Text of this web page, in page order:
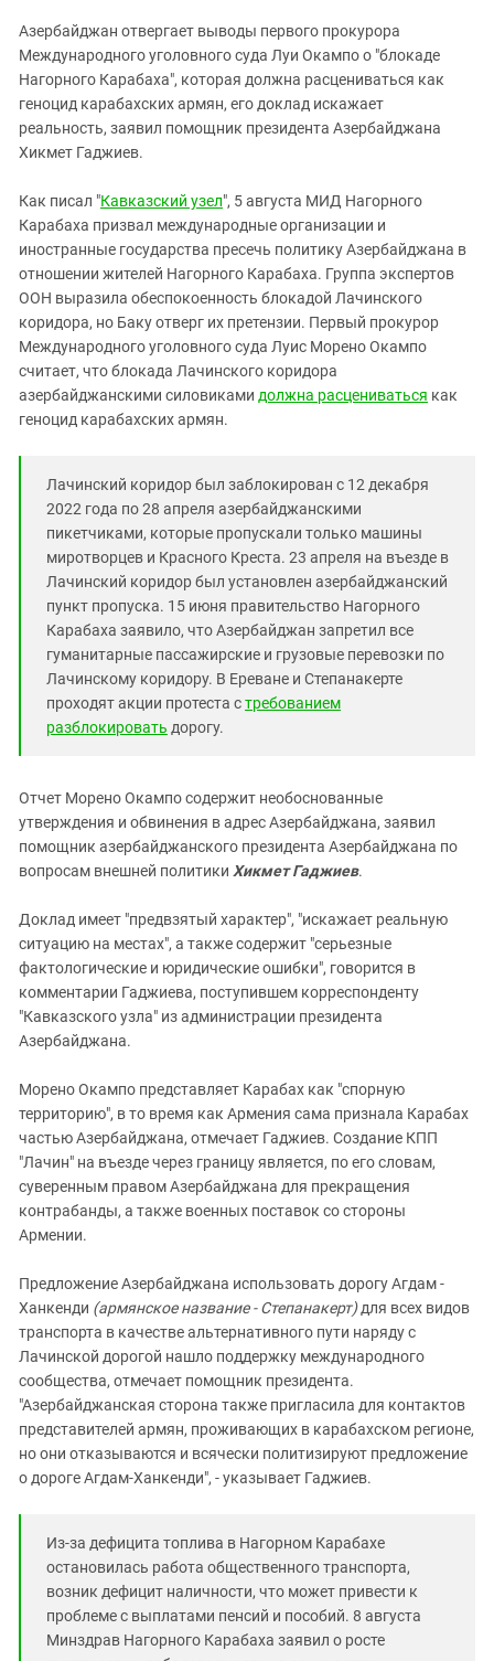
КАВКАЗ ЗА ПАЛЕСТИНУ
ИНАКОМЫСЛИЕ В ЧЕЧНЕ
ПРЕСЛЕДОВАНИЕ АКТИВИСТОВ
МОБИЛИЗАЦИЯ И ПРОТЕСТЫ
Ингушетия
Кабардино-Балкария
Калмыкия
Карачаево-Черкесия
Нагорный Карабах
Российская Федерация
Ростовская область
Северная Осетия - Алания
СКФО
Ставропольский край
Чечня
ЮФО
Азербайджан отвергает выводы первого прокурора
Международного уголовного суда Луи Окампо о "блокаде
Нагорного Карабаха", которая должна расцениваться как
геноцид карабахских армян, его доклад искажает
реальность, заявил помощник президента Азербайджана
Хикмет Гаджиев.
Как писал "Кавказский узел", 5 августа МИД Нагорного
Карабаха призвал международные организации и
иностранные государства пресечь политику Азербайджана в
отношении жителей Нагорного Карабаха. Группа экспертов
ООН выразила обеспокоенность блокадой Лачинского
коридора, но Баку отверг их претензии. Первый прокурор
Международного уголовного суда Луис Морено Окампо
считает, что блокада Лачинского коридора
азербайджанскими силовиками должна расцениваться как
геноцид карабахских армян.
Лачинский коридор был заблокирован с 12 декабря
2022 года по 28 апреля азербайджанскими
пикетчиками, которые пропускали только машины
миротворцев и Красного Креста. 23 апреля на въезде в
Лачинский коридор был установлен азербайджанский
пункт пропуска. 15 июня правительство Нагорного
Карабаха заявило, что Азербайджан запретил все
гуманитарные пассажирские и грузовые перевозки по
Лачинскому коридору. В Ереване и Степанакерте
проходят акции протеста стребованием
разблокировать дорогу.
Отчет Морено Окампо содержит необоснованные
утверждения и обвинения в адрес Азербайджана, заявил
помощник азербайджанского президента Азербайджана по
вопросам внешней политики Хикмет Гаджиев.
Доклад имеет "предвзятый характер", "искажает реальную
ситуацию на местах", а также содержит "серьезные
фактологические и юридические ошибки", говорится в
комментарии Гаджиева, поступившем корреспонденту
"Кавказского узла" из администрации президента
Азербайджана.
Морено Окампо представляет Карабах как "спорную
территорию", в то время как Армения сама признала Карабах
частью Азербайджана, отмечает Гаджиев. Создание КПП
"Лачин" на въезде через границу является, по его словам,
суверенным правом Азербайджана для прекращения
контрабанды, а также военных поставок со стороны
Армении.
Предложение Азербайджана использовать дорогу Агдам -
Ханкенди (армянское название - Степанакерт)для всех видов
транспорта в качестве альтернативного пути наряду с
Лачинской дорогой нашло поддержку международного
сообщества, отмечает помощник президента.
"Азербайджанская сторона также пригласила для контактов
представителей армян, проживающих в карабахском регионе,
но они отказываются и всячески политизируют предложение
о дороге Агдам-Ханкенди", - указывает Гаджиев.
Из-за дефицита топлива в Нагорном Карабахе
остановилась работа общественного транспорта,
возник дефицит наличности, что может привести к
проблеме с выплатами пенсий и пособий. 8 августа
Минздрав Нагорного Карабаха заявил о росте